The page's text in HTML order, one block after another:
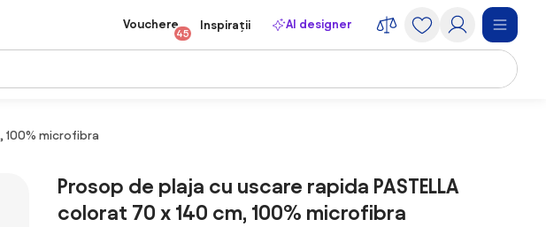
Vouchere
45
Inspirații AI designer
100% microfibra
Prosop de plaja cu uscare rapida PASTELLA
colorat 70 x 140 cm, 100% microfibra